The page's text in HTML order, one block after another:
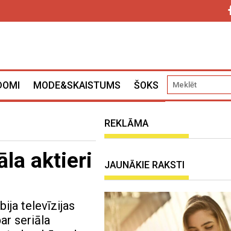
MODE&SKAISTUMS ŠOKS
aktieri
televīzijas
seriāla
REKLĀMA
JAUNĀKIE RAKSTI